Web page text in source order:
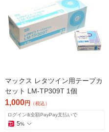
マックス レタツイン用テープカ
セット LM-TP309T 1個
1,000円 （税込）
ログイン&全額PayPay支払いで
5%